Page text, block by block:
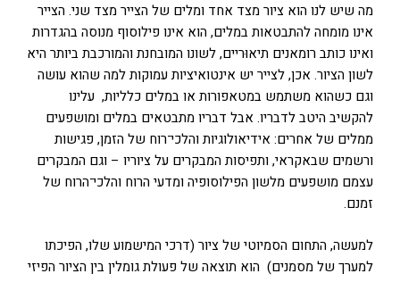
מה שיש לנו הוא ציור מצד אחד ומלים של הצייר מצד שני. הצייר
אינו מומחה להתבטאות במלים, הוא אינו פילוסוף מנוסה בהגדרות
ואינו כותב רומאנים תיאוּריים, לשונו המובחנת והמורכבת ביותר היא
לשון הציור. אכן, לצייר יש אינטואיציות עמוקות למה שהוא עושה
וגם כשהוא משתמש במטאפורות או במלים כלליות, עלינו
להקשיב היטב לדבריו. אבל דבריו מתבטאים במלים ומושפעים
ממלים של אחרים: אידיאולוגיות והלכי־רוח של הזמן, פגישות
ורשמים שבאקראי, ותפיסות המבקרים על ציוריו – וגם המבקרים
עצמם מושפעים מלשון הפילוסופיה ומדעי הרוח והלכי־הרוח של
זמנם.
למעשה, התחום הסמיוטי של ציור (דרכי המישמוע שלו, הפיכתו
למערך של מסמנים) הוא תוצאה של פעולת גומלין בין הציור הפיזי